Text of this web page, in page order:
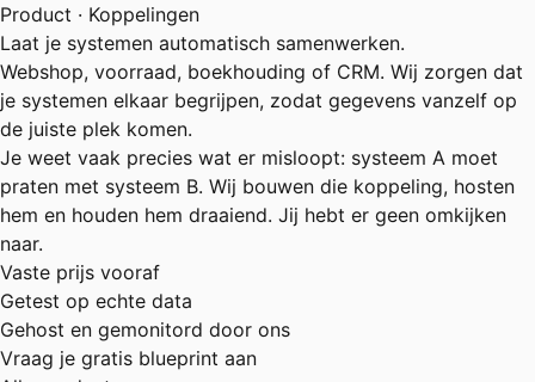
Product · Koppelingen
Laat je systemen automatisch samenwerken.
Webshop, voorraad, boekhouding of CRM. Wij zorgen dat
je systemen elkaar begrijpen, zodat gegevens vanzelf op
de juiste plek komen.
Je weet vaak precies wat er misloopt: systeem A moet
praten met systeem B. Wij bouwen die koppeling, hosten
hem en houden hem draaiend. Jij hebt er geen omkijken
naar.
Vaste prijs vooraf
Getest op echte data
Gehost en gemonitord door ons
Vraag je gratis blueprint aan